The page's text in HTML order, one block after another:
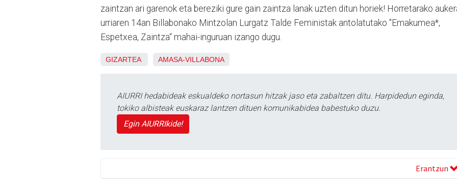
zaintzan ari garenok eta bereziki gure gain zaintza lanak uzten ditun horiek! Horretarako
urriaren 14an Billabonako Mintzolan Lurgatz Talde Feministak antolatutako "Emakumea*,
Espetxea, Zaintza“ mahai-inguruan izango dugu.
GIZARTEA AMASA-VILLABONA
AIURRI hedabideak eskualdeko nortasun hitzak jaso eta zabaltzen ditu. Harpidedun eginda,
tokiko albisteak euskaraz lantzen dituen komunikabidea babestuko duzu.
Egin AIURRIkide!
Erantzun